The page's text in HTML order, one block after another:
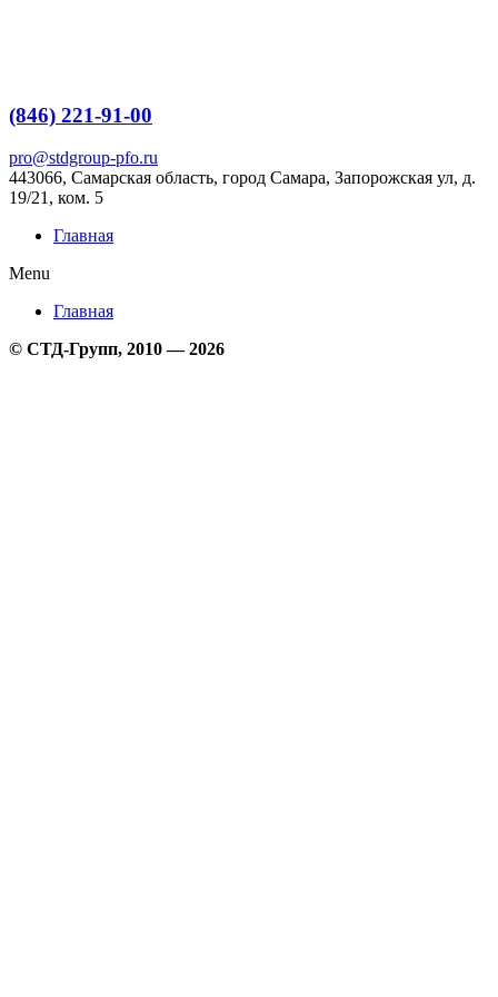
(846) 221-91-00
pro@stdgroup-pfo.ru
443066, Самарская область, город Самара, Запорожская ул, д.
19/21, ком. 5
Главная
Menu
Главная
© СТД-Групп, 2010 — 2026